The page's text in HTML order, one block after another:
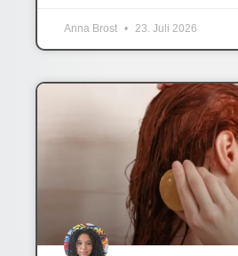
Anna Brost 23. Juli 2026